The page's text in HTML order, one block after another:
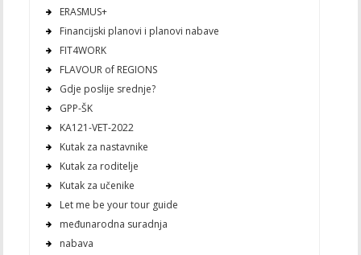
ERASMUS+
Financijski planovi i planovi nabave
FIT4WORK
FLAVOUR of REGIONS
Gdje poslije srednje?
GPP-ŠK
KA121-VET-2022
Kutak za nastavnike
Kutak za roditelje
Kutak za učenike
Let me be your tour guide
međunarodna suradnja
nabava